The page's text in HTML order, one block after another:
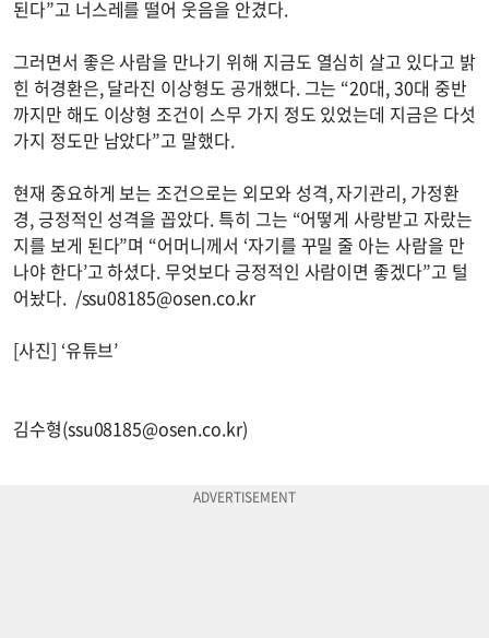
된다”고 너스레를 떨어 웃음을 안겼다.
그러면서 좋은 사람을 만나기 위해 지금도 열심히 살고 있다고 밝
힌 허경환은, 달라진 이상형도 공개했다. 그는 “20대, 30대 중반
까지만 해도 이상형 조건이 스무 가지 정도 있었는데 지금은 다섯
가지 정도만 남았다”고 말했다.
현재 중요하게 보는 조건으로는 외모와 성격, 자기관리, 가정환
경, 긍정적인 성격을 꼽았다. 특히 그는 “어떻게 사랑받고 자랐는
지를 보게 된다”며 “어머니께서 ‘자기를 꾸밀 줄 아는 사람을 만
나야 한다’고 하셨다. 무엇보다 긍정적인 사람이면 좋겠다”고 털
어놨다. /ssu08185@osen.co.kr
[사진] ‘유튜브’
김수형(ssu08185@osen.co.kr)